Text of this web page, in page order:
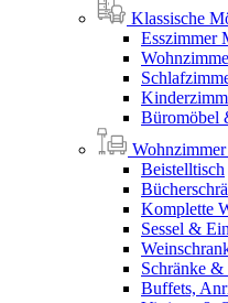
Klassische
Esszimmer
Büromöbel
Beistelltisch
Komplette
Sessel &
Schränke &
Buffets,